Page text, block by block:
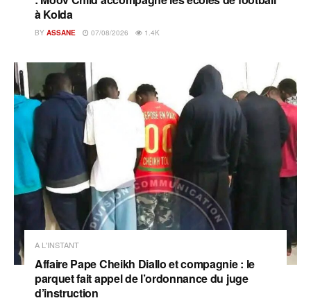
à Kolda
BY ASSANE 07/08/2026 1.4K
A L'INSTANT
Affaire Pape Cheikh Diallo et compagnie : le
parquet fait appel de l’ordonnance du juge
d’instruction